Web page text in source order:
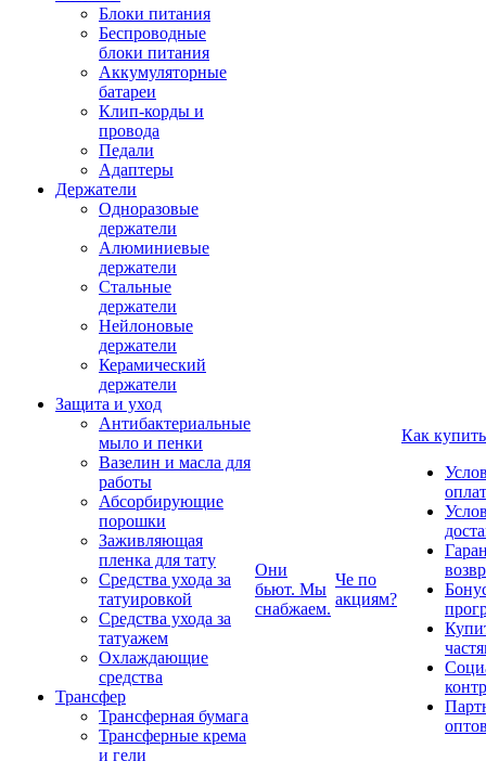
Блоки питания
Беспроводные
блоки питания
Аккумуляторные
батареи
Клип-корды и
провода
Педали
Адаптеры
Держатели
Одноразовые
держатели
Алюминиевые
держатели
Стальные
держатели
Нейлоновые
держатели
Керамический
держатели
Защита и уход
Антибактериальные
мыло и пенки
Вазелин и масла для
работы
Абсорбирующие
порошки
Заживляющая
пленка для тату
Средства ухода за
татуировкой
Средства ухода за
татуажем
Охлаждающие
средства
Трансфер
Трансферная бумага
Трансферные крема
и гели
Они
бьют. Мы
снабжаем.
Че по
акциям?
Как купить